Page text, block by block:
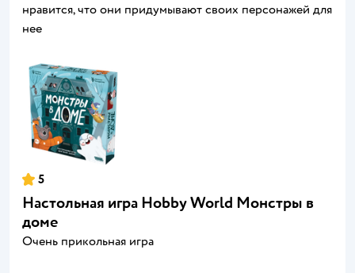
нравится, что они придумывают своих персонажей для
нее
5
Настольная игра Hobby World Монстры в
доме
Очень прикольная игра